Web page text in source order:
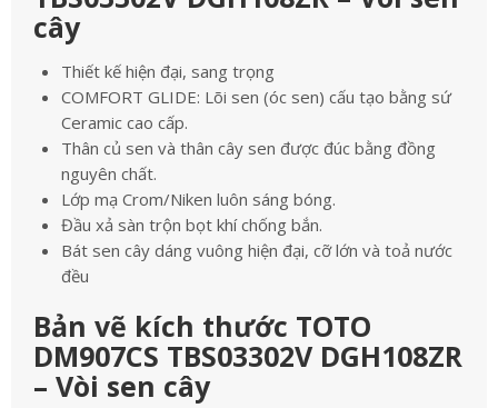
cây
Thiết kế hiện đại, sang trọng
COMFORT GLIDE: Lõi sen (óc sen) cấu tạo bằng sứ
Ceramic cao cấp.
Thân củ sen và thân cây sen được đúc bằng đồng
nguyên chất.
Lớp mạ Crom/Niken luôn sáng bóng.
Đầu xả sàn trộn bọt khí chống bắn.
Bát sen cây dáng vuông hiện đại, cỡ lớn và toả nước
đều
Bản vẽ kích thước TOTO
DM907CS TBS03302V DGH108ZR
– Vòi sen cây